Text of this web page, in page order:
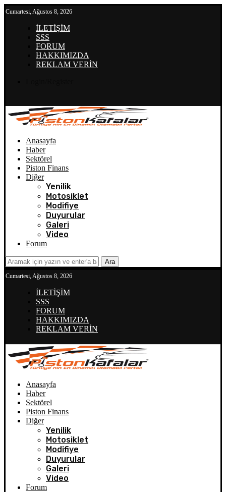
Cumartesi, Ağustos 8, 2026
İLETİŞİM
SSS
FORUM
HAKKIMIZDA
REKLAM VERİN
Anasayfa
Haber
Sektörel
Piston Finans
Diğer
Yenilik
Motosiklet
Modifiye
Duyurular
Galeri
Video
Forum
Ara
Cumartesi, Ağustos 8, 2026
İLETİŞİM
SSS
FORUM
HAKKIMIZDA
REKLAM VERİN
Anasayfa
Haber
Sektörel
Piston Finans
Diğer
Yenilik
Motosiklet
Modifiye
Duyurular
Galeri
Video
Forum